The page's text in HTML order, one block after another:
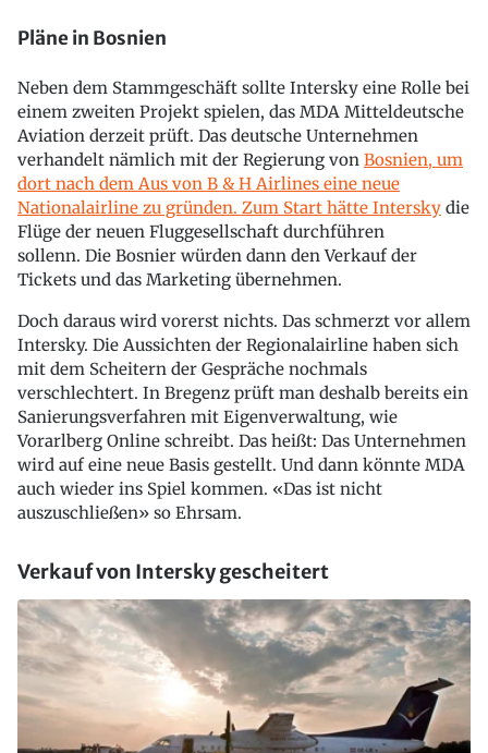
Pläne in Bosnien
Neben dem Stammgeschäft sollte Intersky eine Rolle bei
einem zweiten Projekt spielen, das MDA Mitteldeutsche
Aviation derzeit prüft. Das deutsche Unternehmen
verhandelt nämlich mit der Regierung von Bosnien, um
dort nach dem Aus von B & H Airlines eine neue
Nationalairline zu gründen. Zum Start hätte Intersky die
Flüge der neuen Fluggesellschaft durchführen
sollenn. Die Bosnier würden dann den Verkauf der
Tickets und das Marketing übernehmen.
Doch daraus wird vorerst nichts. Das schmerzt vor allem
Intersky. Die Aussichten der Regionalairline haben sich
mit dem Scheitern der Gespräche nochmals
verschlechtert. In Bregenz prüft man deshalb bereits ein
Sanierungsverfahren mit Eigenverwaltung, wie
Vorarlberg Online schreibt. Das heißt: Das Unternehmen
wird auf eine neue Basis gestellt. Und dann könnte MDA
auch wieder ins Spiel kommen. «Das ist nicht
auszuschließen» so Ehrsam.
Verkauf von Intersky gescheitert